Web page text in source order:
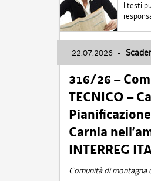
I testi
22.07.2026 -
316/26 –
TECNICO –
Carnia
INTERREG
Comunità di montagna